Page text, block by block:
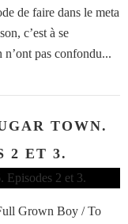
de faire dans le meta
c’est à se
n’ont pas confondu...
TOWN.
2 ET 3.
Grown Boy / To